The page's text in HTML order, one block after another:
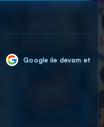
Google ile devam et